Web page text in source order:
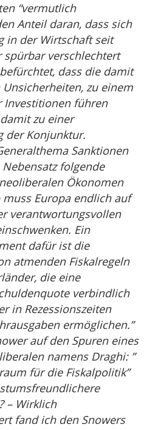
“vermutlich
Anteil daran, dass sich
in der Wirtschaft seit
spürbar verschlechtert
dass die damit
zu einem
Investitionen führen
zu einer
der Konjunktur.
Sanktionen
folgende
Ökonomen
muss Europa endlich auf
verantwortungsvollen
Ein
dafür ist die
atmenden Fiskalregeln
die eine
verbindlich
in Rezessionszeiten
ermöglichen.”
auf den Spuren eines
namens Draghi: ”
für die Fiskalpolitik”
– Wirklich
fand ich den Snowers